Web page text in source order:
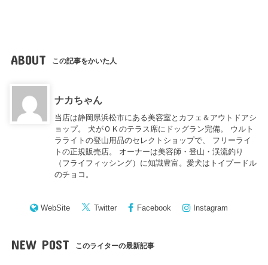
ABOUT この記事をかいた人
ナカちゃん
当店は静岡県浜松市にある美容室とカフェ＆アウトドアシ
ョップ。 犬がＯＫのテラス席にドッグラン完備。 ウルト
ラライトの登山用品のセレクトショップで、 フリーライ
トの正規販売店。 オーナーは美容師・登山・渓流釣り
（フライフィッシング）に知識豊富。愛犬はトイプードル
のチョコ。
WebSite Twitter Facebook Instagram
NEW POST このライターの最新記事